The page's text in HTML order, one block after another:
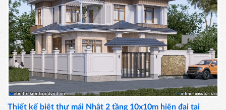
Thiết kế biệt thự mái Nhật 2 tầng 10x10m hiện đại tại